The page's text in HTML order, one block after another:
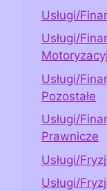
Usługi/
Usługi/
Usługi/
Pozostałe
Usługi/
Prawnicze
Usługi/
Usługi/